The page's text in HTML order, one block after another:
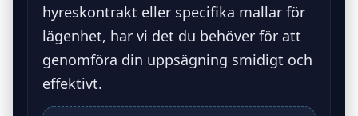
hyreskontrakt eller specifika mallar för
lägenhet, har vi det du behöver för att
genomföra din uppsägning smidigt och
effektivt.